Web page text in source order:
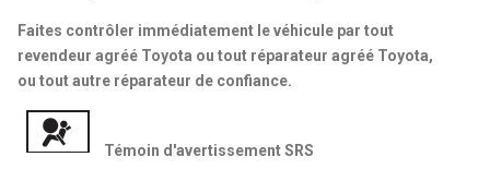
Faites contrôler immédiatement le véhicule par tout
revendeur agréé Toyota ou tout réparateur agréé Toyota,
ou tout autre réparateur de confiance.
Témoin d'avertissement SRS